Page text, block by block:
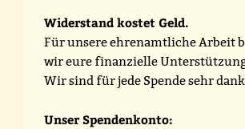
Widerstand kostet Geld.
Für unsere ehrenamtliche Arbeit
wir eure finanzielle
Wir sind für jede Spende sehr
Unser Spendenkonto: